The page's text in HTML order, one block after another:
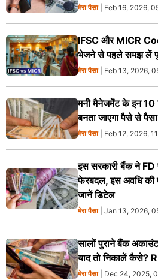
मेरा पैसा| Feb 16, 2026,
IFSC और MICR
भेजने से पहले समझ लें
मेरा पैसा| Feb 13, 2026,
मनी मैनेजमेंट के इन 10
बनता जाएगा पैसे से पैसा
मेरा पैसा| Feb 12, 2026,
इस सरकारी बैंक ने FD
फेरबदल, इस अवधि की
जानें डिटेल
मेरा पैसा| Jan 13, 2026,
सालों पुराने बैंक
याद तो निकालें कैसे?
मेरा पैसा| Dec 24, 2025,